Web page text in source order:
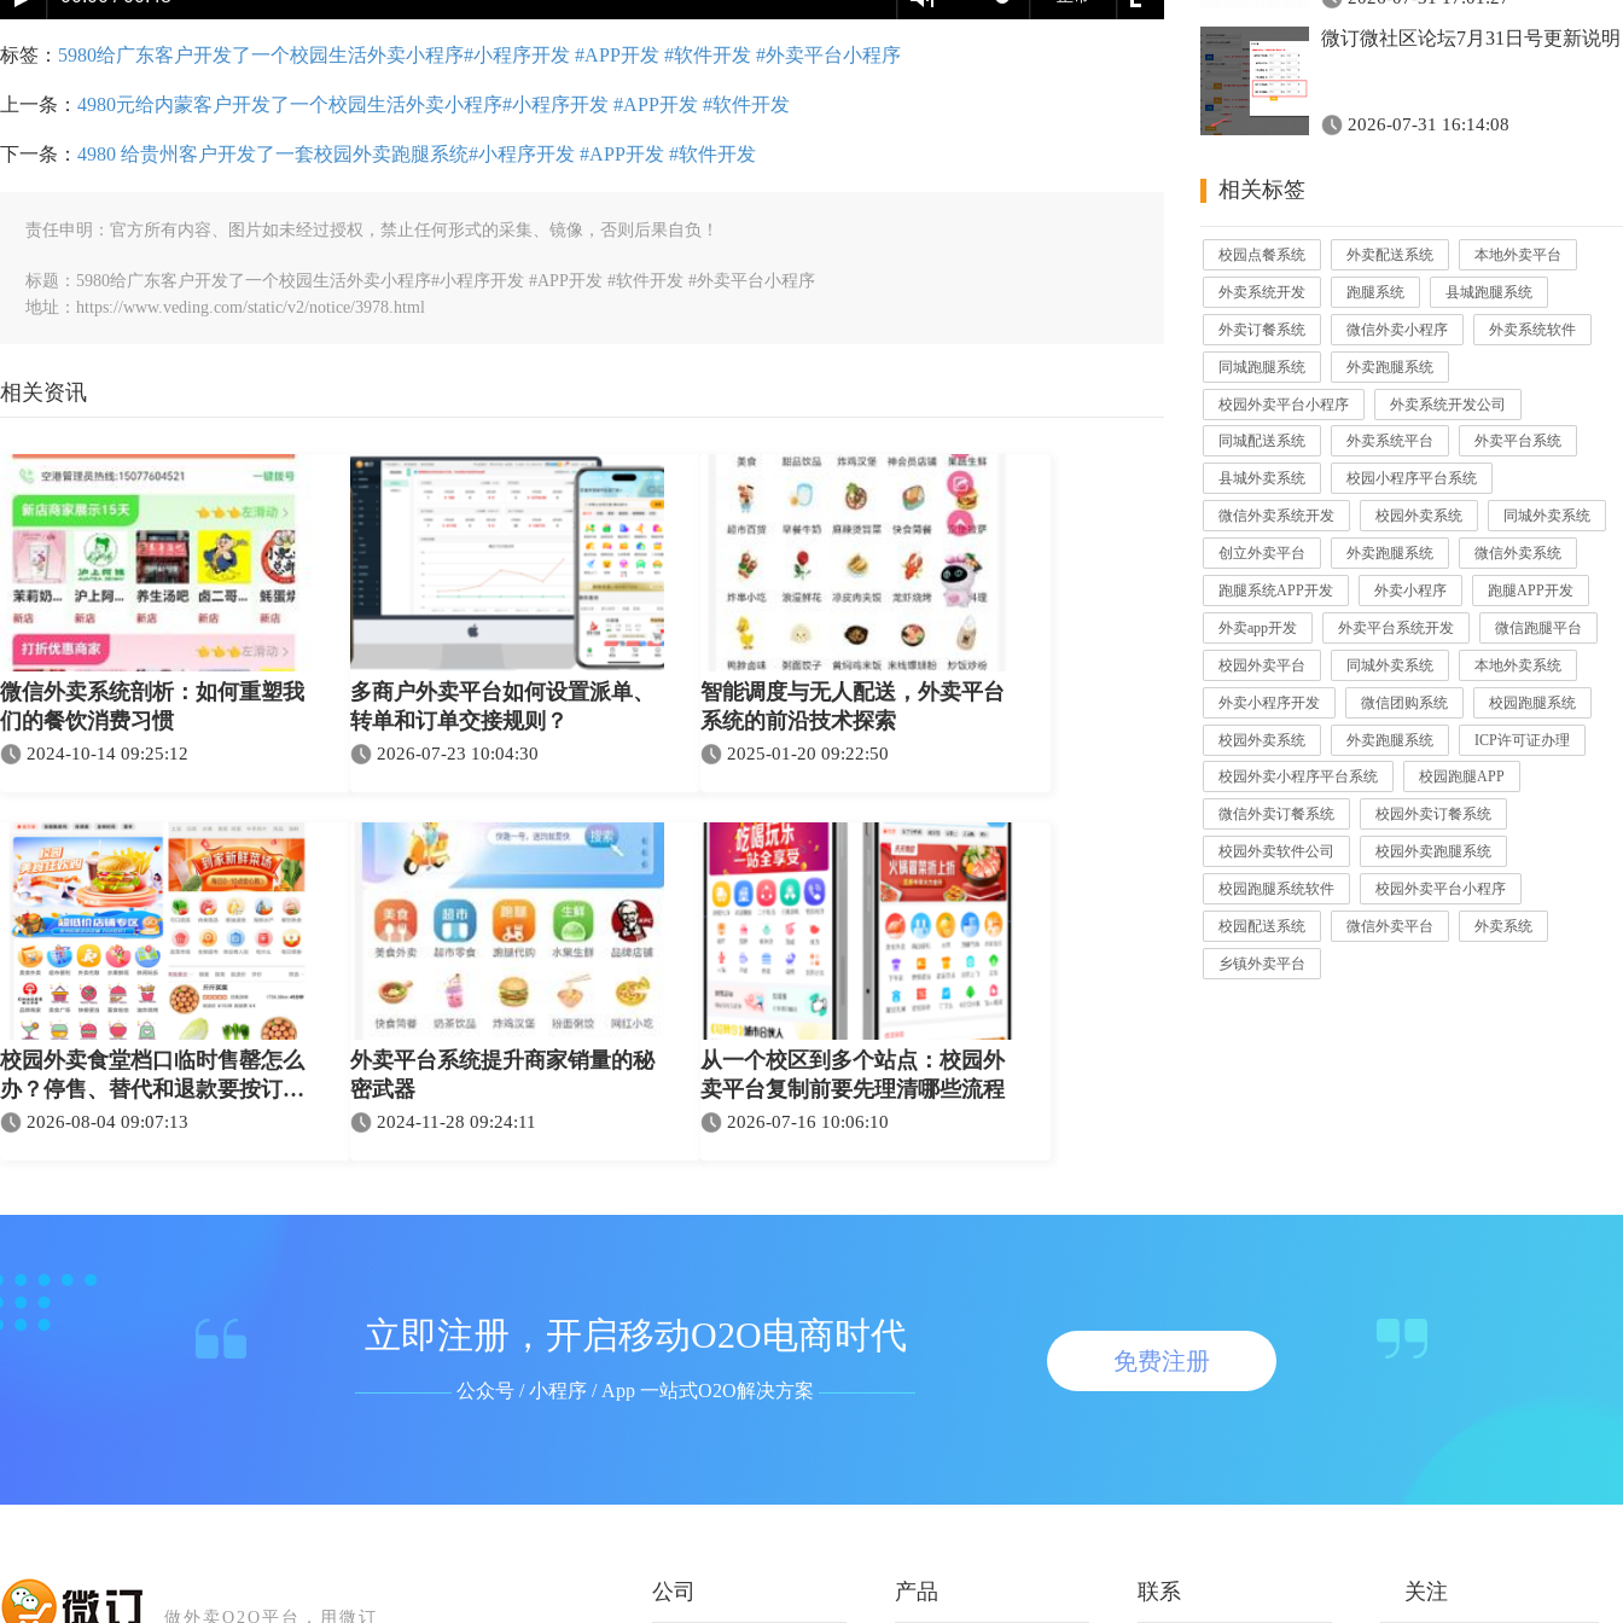
标签： 5980给广东客户开发了一个校园生活外卖小程序#小程序开发 #APP开发 #软件开发 #外卖平台小程序
上一条： 4980元给内蒙客户开发了一个校园生活外卖小程序#小程序开发 #APP开发 #软件开发
下一条： 4980 给贵州客户开发了一套校园外卖跑腿系统#小程序开发 #APP开发 #软件开发
责任申明：官方所有内容、图片如未经过授权，禁止任何形式的采集、镜像，否则后果自负！
标题：5980给广东客户开发了一个校园生活外卖小程序#小程序开发 #APP开发 #软件开发 #外卖平台小程序
地址：https://www.veding.com/static/v2/notice/3978.html
相关资讯
微信外卖系统剖析：如何重塑我
们的餐饮消费习惯
2024-10-14 09:25:12
多商户外卖平台如何设置派单、
转单和订单交接规则？
2026-07-23 10:04:30
智能调度与无人配送，外卖平台
系统的前沿技术探索
2025-01-20 09:22:50
校园外卖食堂档口临时售罄怎么
办？停售、替代和退款要按订单
状态处理
2026-08-04 09:07:13
外卖平台系统提升商家销量的秘
密武器
2024-11-28 09:24:11
从一个校区到多个站点：校园外
卖平台复制前要先理清哪些流程
2026-07-16 10:06:10
微订微社区论坛7月31日号更新说明
2026-07-31 16:14:08
相关标签
校园点餐系统 外卖配送系统 本地外卖平台
外卖系统开发 跑腿系统 县城跑腿系统
外卖订餐系统 微信外卖小程序 外卖系统软件
同城跑腿系统 外卖跑腿系统
校园外卖平台小程序 外卖系统开发公司
同城配送系统 外卖系统平台 外卖平台系统
县城外卖系统 校园小程序平台系统
微信外卖系统开发 校园外卖系统 同城外卖系统
创立外卖平台 外卖跑腿系统 微信外卖系统
跑腿系统APP开发 外卖小程序 跑腿APP开发
外卖app开发 外卖平台系统开发 微信跑腿平台
校园外卖平台 同城外卖系统 本地外卖系统
外卖小程序开发 微信团购系统 校园跑腿系统
校园外卖系统 外卖跑腿系统 ICP许可证办理
校园外卖小程序平台系统 校园跑腿APP
微信外卖订餐系统 校园外卖订餐系统
校园外卖软件公司 校园外卖跑腿系统
校园跑腿系统软件 校园外卖平台小程序
校园配送系统 微信外卖平台 外卖系统
乡镇外卖平台
立即注册，开启移动O2O电商时代
公众号 / 小程序 / App 一站式O2O解决方案
免费注册
做外卖O2O平台，用微订
公司 产品 联系 关注